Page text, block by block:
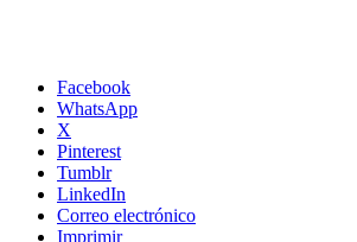
Facebook
WhatsApp
X
Pinterest
Tumblr
LinkedIn
Correo electrónico
Imprimir